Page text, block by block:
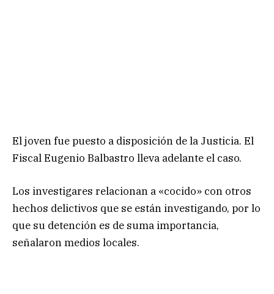
El joven fue puesto a disposición de la Justicia. El
Fiscal Eugenio Balbastro lleva adelante el caso.
Los investigares relacionan a «cocido» con otros
hechos delictivos que se están investigando, por lo
que su detención es de suma importancia,
señalaron medios locales.